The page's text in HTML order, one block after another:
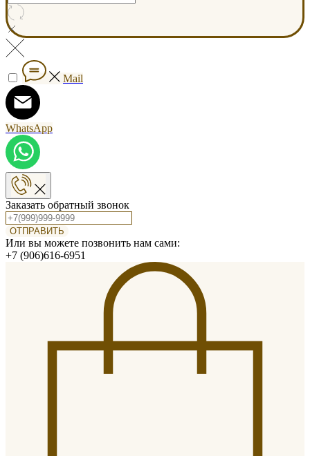
Mail
WhatsApp
Заказать обратный звонок
ОТПРАВИТЬ
Или вы можете позвонить нам сами:
+7 (906)616-6951